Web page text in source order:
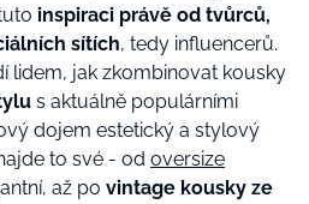
inspiraci právě od tvůrců,
sítích, tedy influencerů.
lidem, jak zkombinovat kousky
s aktuálně populárními
dojem estetický a stylový
to své - od oversize
až po vintage kousky ze